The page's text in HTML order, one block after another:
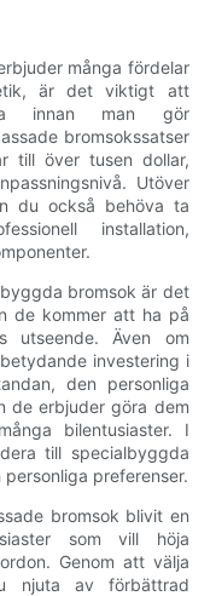
många fördelar
är det viktigt att
innan man gör
bromsokssatser
till över tusen dollar,
Utöver
du också behöva ta
installation,
bromsok är det
de kommer att ha på
utseende. Även om
investering i
den personliga
de erbjuder göra dem
bilentusiaster. I
till specialbyggda
preferenser.
bromsok blivit en
som vill höja
Genom att välja
njuta av förbättrad